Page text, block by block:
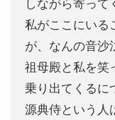
しながら寄って
私がここにいる
が、なんの音沙
祖母殿と私を笑
乗り出てくるに
源典侍という人